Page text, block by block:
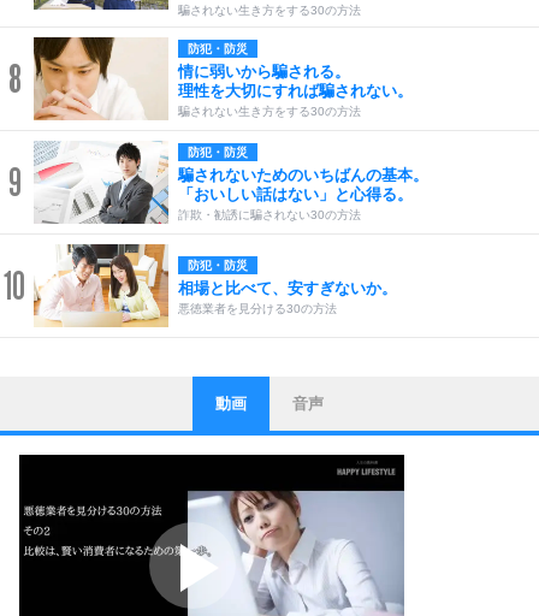
騙されない生き方をする30の方法
8
防犯・防災
情に弱いから騙される。
理性を大切にすれば騙されない。
騙されない生き方をする30の方法
9
防犯・防災
騙されないためのいちばんの基本。
「おいしい話はない」と心得る。
詐欺・勧誘に騙されない30の方法
10 防犯・防災
相場と比べて、安すぎないか。
悪徳業者を見分ける30の方法
1
ストレス対策
他人と比べない。
いっそのこと、他人を見ない。
いらいらしない人になる30の方法
プラス思考
ポジティブになれない原因は、行動しないから。
ポジティブ思考になる30の方法
動画 音声